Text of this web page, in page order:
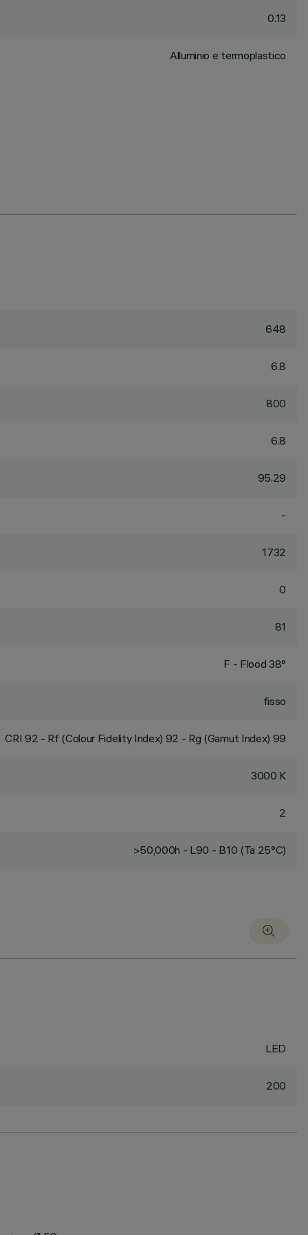
0.13
Alluminio e termoplastico
648
6.8
800
6.8
95.29
-
1732
0
81
F - Flood 38°
fisso
CRI 92 - Rf (Colour Fidelity Index) 92 - Rg (Gamut Index) 99
3000 K
2
>50,000h - L90 - B10 (Ta 25°C)
LED
200